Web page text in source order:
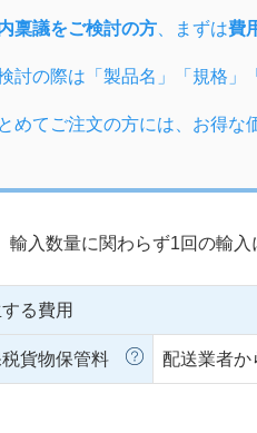
稟議をご検討の方 、まずは費
討の際は「製品名」「規格」
めてご注文の方には、お得な
入数量に関わらず1回の輸入
る費用
貨物保管料 配送業者か